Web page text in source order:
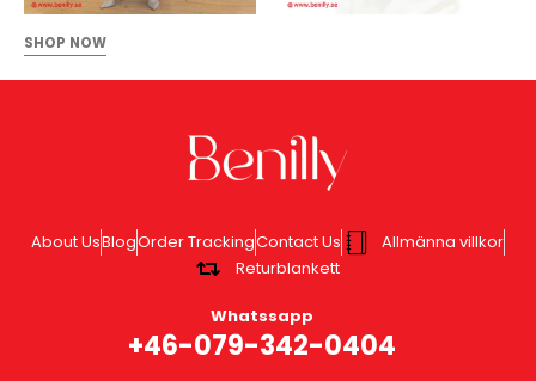
SHOP NOW
About UsBlogOrder TrackingContact Us
Allmänna villkor
Returblankett
Whatssapp
+46-079-342-0404